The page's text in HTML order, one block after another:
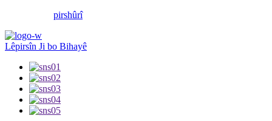
pirshûrî
Lêpirsîn Ji bo Bihayê